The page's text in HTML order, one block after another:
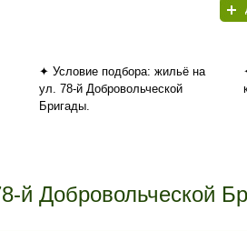
✦ Условие подбора: жильё на
ул. 78-й Добровольческой
Бригады.
й Добровольческой